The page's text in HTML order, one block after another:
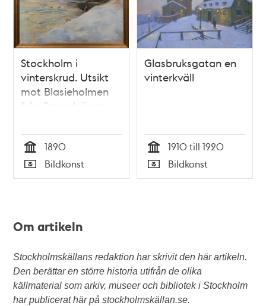
Stockholm i
vinterskrud. Utsikt
mot Blasieholmen
från Strandvägen
Tid
1890
Typ
Bildkonst
Glasbruksgatan en
vinterkväll
Tid
1910 till 1920
Typ
Bildkonst
Om artikeln
Stockholmskällans redaktion har skrivit den här artikeln.
Den berättar en större historia utifrån de olika
källmaterial som arkiv, museer och bibliotek i Stockholm
har publicerat här på stockholmskällan.se.